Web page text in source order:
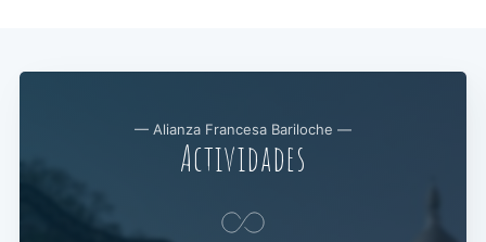
— Alianza Francesa Bariloche —
Actividades